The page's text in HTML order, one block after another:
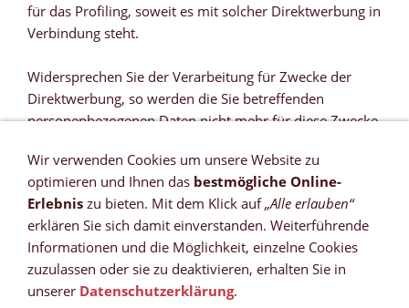
für das Profiling, soweit es mit solcher Direktwerbung in
Verbindung steht.
Widersprechen Sie der Verarbeitung für Zwecke der
Direktwerbung, so werden die Sie betreffenden
personenbezogenen Daten nicht mehr für diese Zwecke
Sie haben die Möglichkeit, im Zusammenhang mit der
Nutzung von Diensten der Informationsgesellschaft –
ungeachtet der Richtlinie 2002/58/EG – Ihr
Widerspruchsrecht mittels automatisierter Verfahren
auszuüben, bei denen technische Spezifikationen
verwendet werden.
Wir verwenden Cookies um unsere Website zu
optimieren und Ihnen das bestmögliche Online-
Erlebnis zu bieten. Mit dem Klick auf„Alle erlauben“
erklären Sie sich damit einverstanden. Weiterführende
Informationen und die Möglichkeit, einzelne Cookies
zuzulassen oder sie zu deaktivieren, erhalten Sie in
unserer Datenschutzerklärung.